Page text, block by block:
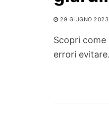
29 GIUGNO 2023
Scopri
errori